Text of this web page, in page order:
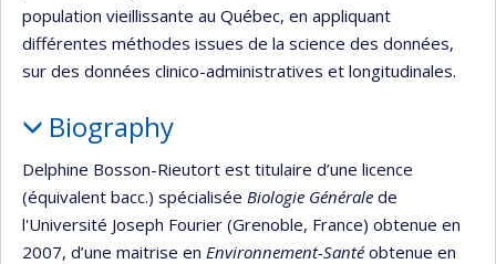
population vieillissante au Québec, en appliquant
différentes méthodes issues de la science des données,
sur des données clinico-administratives et longitudinales.
Biography
Delphine Bosson-Rieutort est titulaire d’une licence
(équivalent bacc.) spécialisée Biologie Générale de
l'Université Joseph Fourier (Grenoble, France) obtenue en
2007, d’une maitrise en Environnement-Santé obtenue en